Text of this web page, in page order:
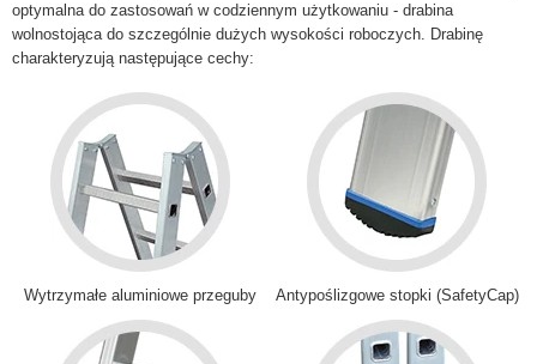
optymalna do zastosowań w codziennym użytkowaniu - drabina
wolnostojąca do szczególnie dużych wysokości roboczych. Drabinę
charakteryzują następujące cechy:
Wytrzymałe aluminiowe przeguby Antypoślizgowe stopki (SafetyCap)